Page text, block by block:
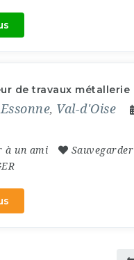
de travaux métallerie
Essonne, Val-d'Oise
à un ami
Sauvegarder